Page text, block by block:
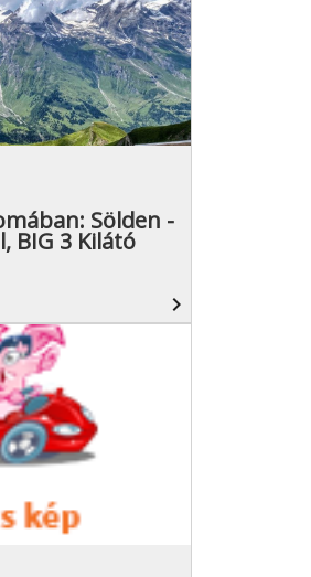
Sölden -
BIG 3 Kilátó
navigate_next